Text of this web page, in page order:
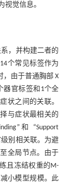
视觉信息。
，并构建二者的
个常见标签作为
，由于普通胸部 X
器官标签和1个全
状之间的关联。
与症状最相关的
和 “Support
级别相关联。为避
全局节点。由于
且冻结权重的M-
小模型规模。此